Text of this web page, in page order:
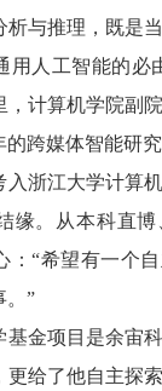
析与推理，既是
用人工智能的必
，计算机学院副
跨媒体智能研究
入浙江大学计算
缘。从本科直
：“希望有一个
。”
金项目是余宙
更给了他自主探